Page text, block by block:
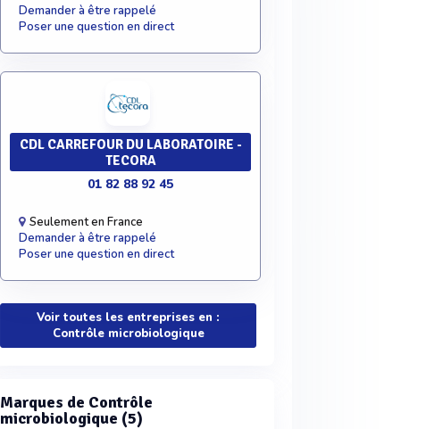
Demander à être rappelé
Poser une question en direct
CDL CARREFOUR DU LABORATOIRE -
TECORA
01 82 88 92 45
Seulement en France
Demander à être rappelé
Poser une question en direct
Voir toutes les entreprises en :
Contrôle microbiologique
Marques de Contrôle
microbiologique (5)